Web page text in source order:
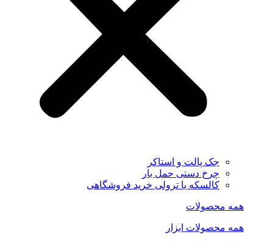
جک پالت و استاکر
چرخ دستی حمل بار
کالسکه یا ترولی خرید فروشگاهی
همه محصولات
همه محصولات ابزار